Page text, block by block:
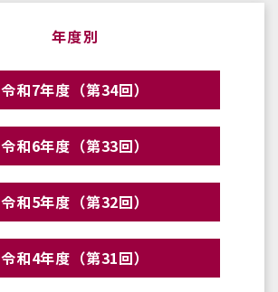
年度別
令和7年度（第34回）
令和6年度（第33回）
令和5年度（第32回）
令和4年度（第31回）